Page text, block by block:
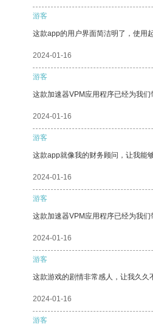
游客
这款app的用户界面简洁明了，使用
2024-01-16
游客
这款加速器VPM应用程序已经为我们
2024-01-16
游客
这款app就像我的财务顾问，让我能
2024-01-16
游客
这款加速器VPM应用程序已经为我们
2024-01-16
游客
这款游戏的剧情非常感人，让我久久
2024-01-16
游客